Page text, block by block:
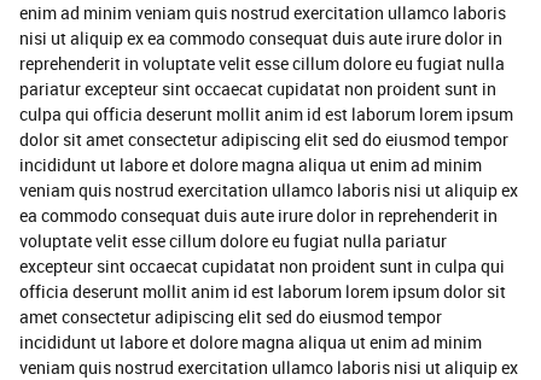
enim ad minim veniam quis nostrud exercitation ullamco laboris
nisi ut aliquip ex ea commodo consequat duis aute irure dolor in
reprehenderit in voluptate velit esse cillum dolore eu fugiat nulla
pariatur excepteur sint occaecat cupidatat non proident sunt in
culpa qui officia deserunt mollit anim id est laborum lorem ipsum
dolor sit amet consectetur adipiscing elit sed do eiusmod tempor
incididunt ut labore et dolore magna aliqua ut enim ad minim
veniam quis nostrud exercitation ullamco laboris nisi ut aliquip ex
ea commodo consequat duis aute irure dolor in reprehenderit in
voluptate velit esse cillum dolore eu fugiat nulla pariatur
excepteur sint occaecat cupidatat non proident sunt in culpa qui
officia deserunt mollit anim id est laborum lorem ipsum dolor sit
amet consectetur adipiscing elit sed do eiusmod tempor
incididunt ut labore et dolore magna aliqua ut enim ad minim
veniam quis nostrud exercitation ullamco laboris nisi ut aliquip ex